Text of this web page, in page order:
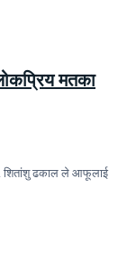
मतका
शितांशु ढकाल ले आफूलाई